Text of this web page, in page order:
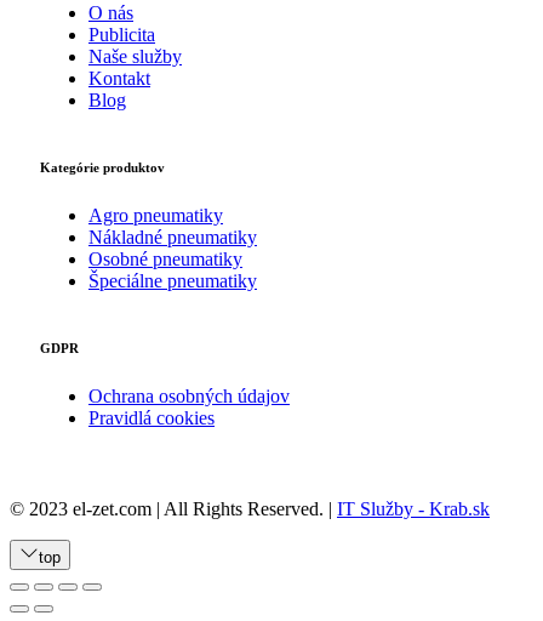
O nás
Publicita
Naše služby
Kontakt
Blog
Kategórie produktov
Agro pneumatiky
Nákladné pneumatiky
Osobné pneumatiky
Špeciálne pneumatiky
GDPR
Ochrana osobných údajov
Pravidlá cookies
© 2023 el-zet.com | All Rights Reserved. | IT Služby - Krab.sk
top